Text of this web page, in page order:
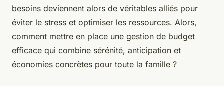
besoins deviennent alors de véritables alliés pour
éviter le stress et optimiser les ressources. Alors,
comment mettre en place une gestion de budget
efficace qui combine sérénité, anticipation et
économies concrètes pour toute la famille ?